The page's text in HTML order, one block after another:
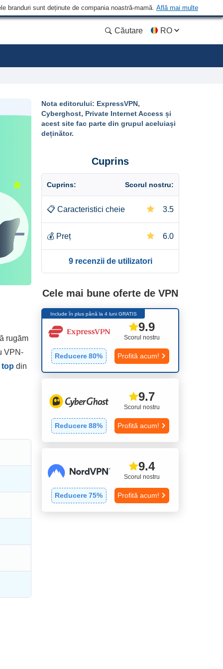
branduri sunt deținute de compania noastră-mamă. Află mai multe
Căutare RO
rugăm
VPN-
top din
Nota editorului: ExpressVPN,
Cyberghost, Private Internet Access și
acest site fac parte din grupul aceluiași
deținător.
Cuprins
Cuprins: Scorul nostru:
📋 Caracteristici cheie 3.5
💰 Preț 6.0
9 recenzii de utilizatori
Cele mai bune oferte de VPN
Include în plus până la 4 luni GRATIS
Scorul nostru
9.9
Reducere 80% Profită acum!
Scorul nostru
9.7
Reducere 88% Profită acum!
Scorul nostru
9.4
Reducere 75% Profită acum!